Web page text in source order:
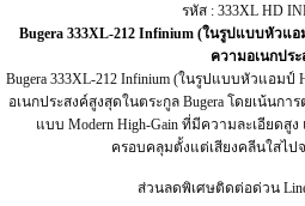
รหัส : 333XL HD
Bugera 333XL-212 Infinium (ในรูปแบบหัวแ
ความอเนกประ
Bugera 333XL-212 Infinium (ในรูปแบบหัวแอม
อเนกประสงค์สูงสุดในตระกูล Bugera โดยเน้นก
แบบ Modern High-Gain ที่มีความละเอียดสู
ครอบคลุมตั้งแต่เสียงคลีนใสไป
ส่วนลดพิเศษติดต่อด่วน Line